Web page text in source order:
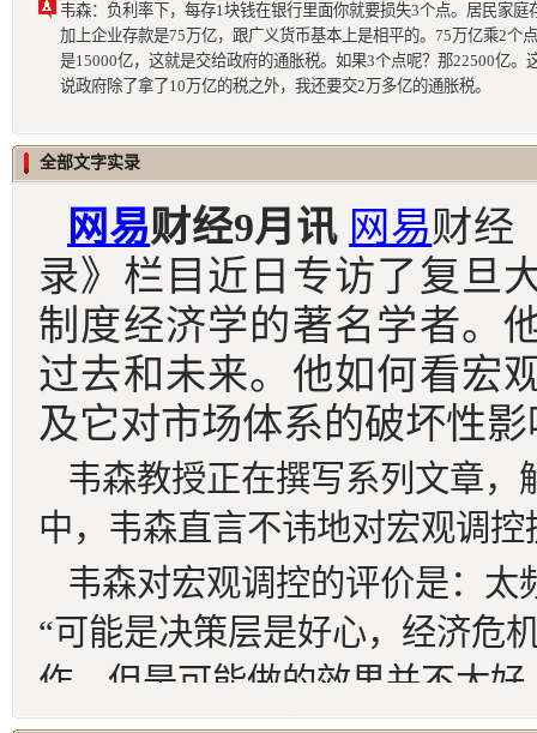
韦森：负利率下，每存1块钱在银行里面你就要损失3个点。居民家庭
加上企业存款是75万亿，跟广义货币基本上是相平的。75万亿乘2个
是15000亿，这就是交给政府的通胀税。如果3个点呢？那22500亿。
说政府除了拿了10万亿的税之外，我还要交2万多亿的通胀税。
全部文字实录
网易财经9月讯 网易财经
录》栏目近日 专访了复旦
制度经济学的著名学者。
过去和未来。他如何看宏
及它对市场体系的破坏性
韦森教授正在撰写系列文章
中，韦森直言不讳地对宏观调控
韦森对宏观调控的评价是：
“可能是决策层是好心，经济危
作，但是可能做的效果并不太